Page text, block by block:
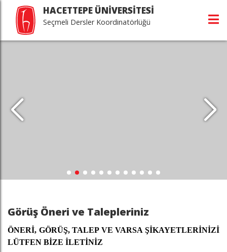
HACETTEPE ÜNİVERSİTESİ
Seçmeli Dersler Koordinatörlüğü
Görüş Öneri ve Talepleriniz
ÖNERİ, GÖRÜŞ, TALEP VE VARSA ŞİKAYETLERİNİZİ
LÜTFEN BİZE İLETİNİZ